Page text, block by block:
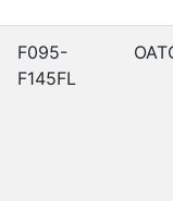
F095-
F145FL